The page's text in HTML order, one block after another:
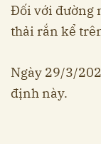
Đối với đường
thải rắn kể
Ngày 29/3/
định này.